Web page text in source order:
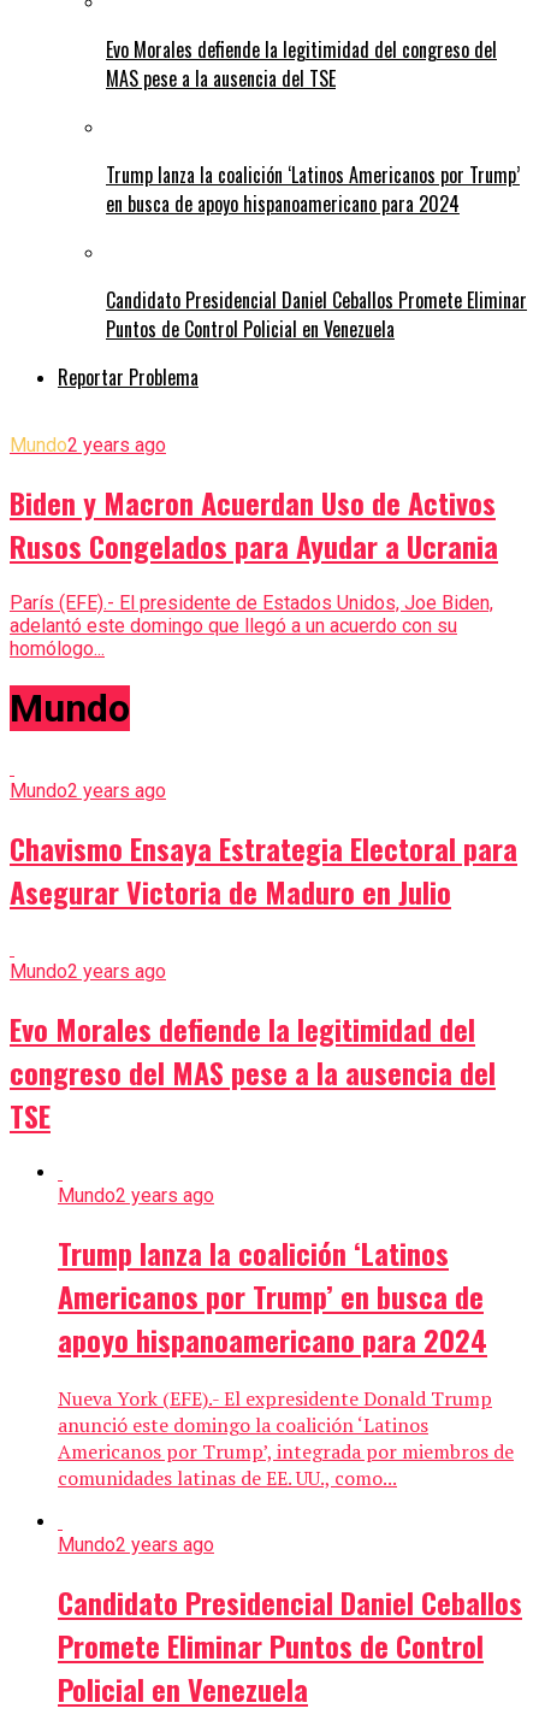
Evo Morales defiende la legitimidad del congreso del
MAS pese a la ausencia del TSE
Trump lanza la coalición ‘Latinos Americanos por Trump’
en busca de apoyo hispanoamericano para 2024
Candidato Presidencial Daniel Ceballos Promete Eliminar
Puntos de Control Policial en Venezuela
Reportar Problema
Mundo2 years ago
Biden y Macron Acuerdan Uso de Activos
Rusos Congelados para Ayudar a Ucrania
París (EFE).- El presidente de Estados Unidos, Joe Biden,
adelantó este domingo que llegó a un acuerdo con su
homólogo...
Mundo
Mundo2 years ago
Chavismo Ensaya Estrategia Electoral para
Asegurar Victoria de Maduro en Julio
Mundo2 years ago
Evo Morales defiende la legitimidad del
congreso del MAS pese a la ausencia del
TSE
Mundo2 years ago
Trump lanza la coalición ‘Latinos
Americanos por Trump’ en busca de
apoyo hispanoamericano para 2024
Nueva York (EFE).- El expresidente Donald Trump
anunció este domingo la coalición ‘Latinos
Americanos por Trump’, integrada por miembros de
comunidades latinas de EE. UU., como...
Mundo2 years ago
Candidato Presidencial Daniel Ceballos
Promete Eliminar Puntos de Control
Policial en Venezuela